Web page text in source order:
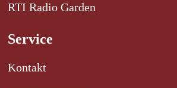
RTI Radio Garden
Service
Kontakt